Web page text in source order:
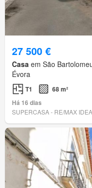
27 500 €
Casa em São
Évora
T1
68 m²
Há 16 dias
SUPERCASA - RE/MAX